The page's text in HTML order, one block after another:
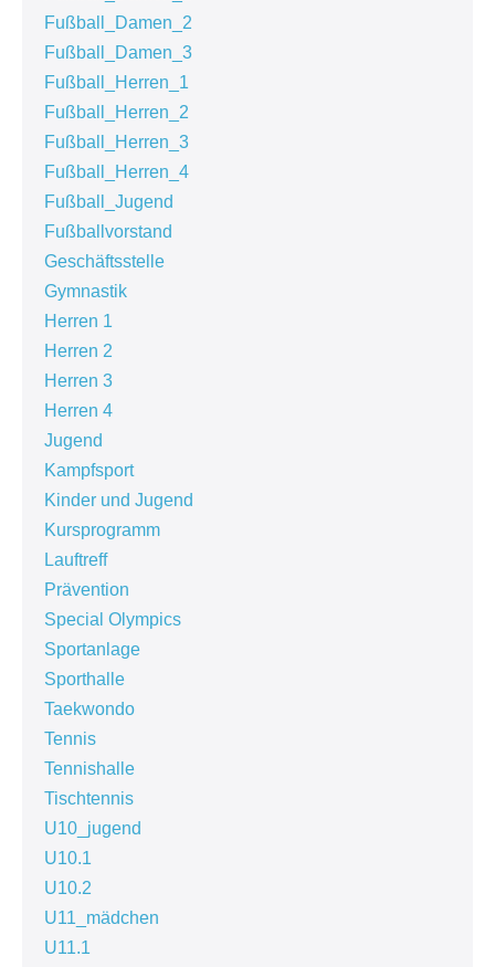
Fußball_Damen_2
Fußball_Damen_3
Fußball_Herren_1
Fußball_Herren_2
Fußball_Herren_3
Fußball_Herren_4
Fußball_Jugend
Fußballvorstand
Geschäftsstelle
Gymnastik
Herren 1
Herren 2
Herren 3
Herren 4
Jugend
Kampfsport
Kinder und Jugend
Kursprogramm
Lauftreff
Prävention
Special Olympics
Sportanlage
Sporthalle
Taekwondo
Tennis
Tennishalle
Tischtennis
U10_jugend
U10.1
U10.2
U11_mädchen
U11.1